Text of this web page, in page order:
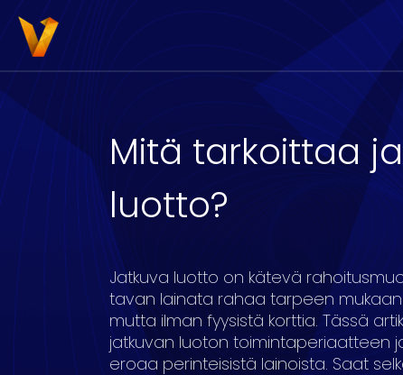
Mitä tarkoittaa
luotto?
Jatkuva luotto on kätevä
tavan lainata rahaa tarpeen
mutta ilman fyysistä korttia. Tässä
jatkuvan luoton toimintaperiaatteen
eroaa perinteisistä lainoista. Saat
3000 4000 5000
17 18 19 20